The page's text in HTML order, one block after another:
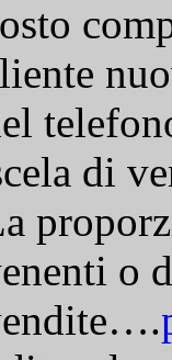
di
o